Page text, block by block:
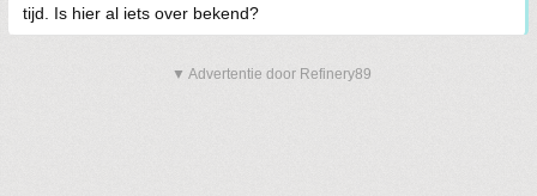
tijd. Is hier al iets over bekend?
▼ Advertentie door Refinery89